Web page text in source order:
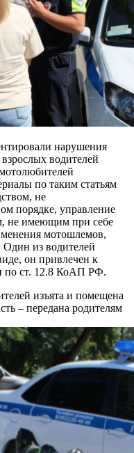
нарушения
водителей
по таким статьям
не
порядке, управление
не имеющим при себе
мотошлемов,
из водителей
он привлечен к
по ст. 12.8 КоАП РФ.
изъята и помещена
– передана родителям